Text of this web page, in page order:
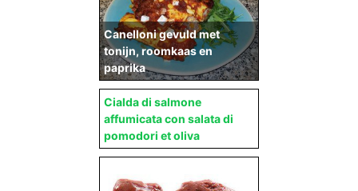
Canelloni gevuld met
tonijn, roomkaas en
paprika
Cialda di salmone
affumicata con salata di
pomodori et oliva